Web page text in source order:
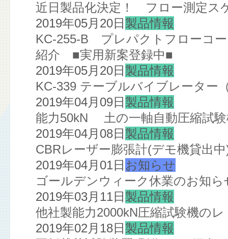
近日製品化決定！ フロー測定ス
2019年05月20日 製品情報
KC-255-B プレパクトフローコ
紹介 ■実用新案登録中■
2019年05月20日 製品情報
KC-339 テーブルバイブレーター
2019年04月09日 製品情報
能力50kN 土の一軸自動圧縮試験
2019年04月08日 製品情報
CBRレーザー膨張計(デモ機貸出
2019年04月01日 お知らせ
ゴールデンウィーク休業のお知ら
2019年03月11日 製品情報
他社製能力2000kN圧縮試験機の
2019年02月18日 製品情報